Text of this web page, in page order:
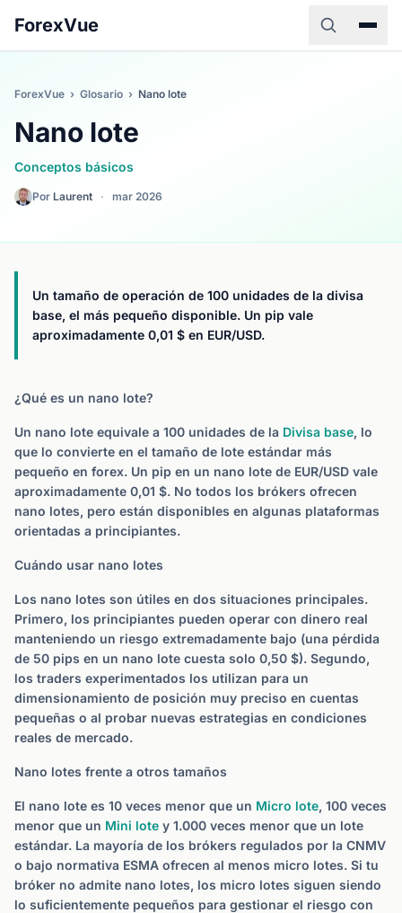
ForexVue
ForexVue › Glosario › Nano lote
Nano lote
Conceptos básicos
Por Laurent · mar 2026
Un tamaño de operación de 100 unidades de la divisa
base, el más pequeño disponible. Un pip vale
aproximadamente 0,01 $ en EUR/USD.
¿Qué es un nano lote?
Un nano lote equivale a 100 unidades de la Divisa base, lo
que lo convierte en el tamaño de lote estándar más
pequeño en forex. Un pip en un nano lote de EUR/USD vale
aproximadamente 0,01 $. No todos los brókers ofrecen
nano lotes, pero están disponibles en algunas plataformas
orientadas a principiantes.
Cuándo usar nano lotes
Los nano lotes son útiles en dos situaciones principales.
Primero, los principiantes pueden operar con dinero real
manteniendo un riesgo extremadamente bajo (una pérdida
de 50 pips en un nano lote cuesta solo 0,50 $). Segundo,
los traders experimentados los utilizan para un
dimensionamiento de posición muy preciso en cuentas
pequeñas o al probar nuevas estrategias en condiciones
reales de mercado.
Nano lotes frente a otros tamaños
El nano lote es 10 veces menor que un Micro lote, 100 veces
menor que un Mini lote y 1.000 veces menor que un lote
estándar. La mayoría de los brókers regulados por la CNMV
o bajo normativa ESMA ofrecen al menos micro lotes. Si tu
bróker no admite nano lotes, los micro lotes siguen siendo
lo suficientemente pequeños para gestionar el riesgo con